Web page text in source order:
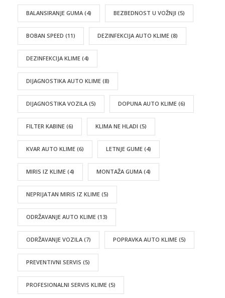
BALANSIRANJE GUMA (4) BEZBEDNOST U VOŽNJI (5)
BOBAN SPEED (11) DEZINFEKCIJA AUTO KLIME (8)
DEZINFEKCIJA KLIME (4)
DIJAGNOSTIKA AUTO KLIME (8)
DIJAGNOSTIKA VOZILA (5) DOPUNA AUTO KLIME (6)
FILTER KABINE (6) KLIMA NE HLADI (5)
KVAR AUTO KLIME (6) LETNJE GUME (4)
MIRIS IZ KLIME (4) MONTAŽA GUMA (4)
NEPRIJATAN MIRIS IZ KLIME (5)
ODRŽAVANJE AUTO KLIME (13)
ODRŽAVANJE VOZILA (7) POPRAVKA AUTO KLIME (5)
PREVENTIVNI SERVIS (5)
PROFESIONALNI SERVIS KLIME (5)